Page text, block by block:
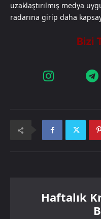
uzaklaştırılmış medya
radarına girip daha
Haftalık